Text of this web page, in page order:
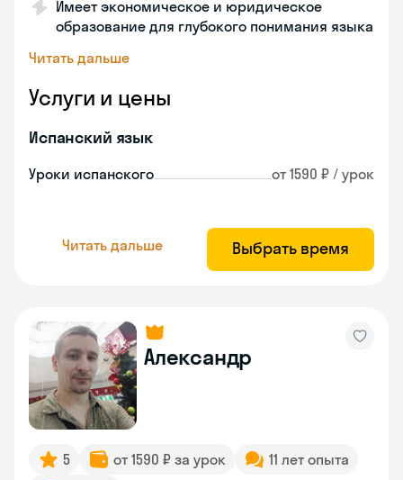
Имеет экономическое и юридическое
образование для глубокого понимания языка
Читать дальше
Услуги и цены
Испанский язык
Уроки испанского от 1590 ₽ / урок
Читать дальше Выбрать время
Александр
5 от 1590 ₽ за урок
11 лет опыта